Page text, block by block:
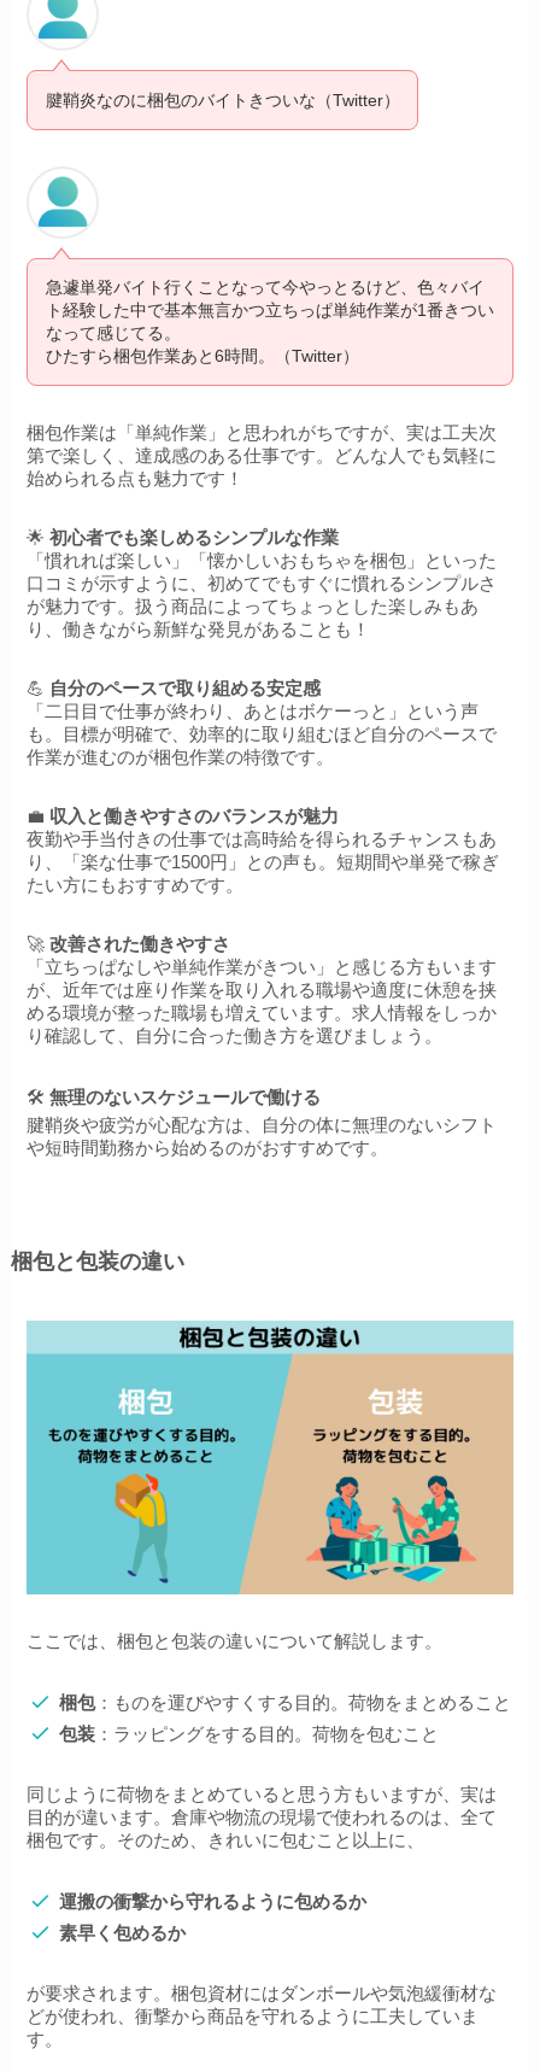
腱鞘炎なのに梱包のバイトきついな（Twitter）
急遽単発バイト行くことなって今やっとるけど、色々バイ
ト経験した中で基本無言かつ立ちっぱ単純作業が1番きつい
なって感じてる。
ひたすら梱包作業あと6時間。（Twitter）
梱包作業は「単純作業」と思われがちですが、実は工夫次
第で楽しく、達成感のある仕事です。どんな人でも気軽に
始められる点も魅力です！
🌟初心者でも楽しめるシンプルな作業
「慣れれば楽しい」「懐かしいおもちゃを梱包」といった
口コミが示すように、初めてでもすぐに慣れるシンプルさ
が魅力です。扱う商品によってちょっとした楽しみもあ
り、働きながら新鮮な発見があることも！
💪 自分のペースで取り組める安定感
「二日目で仕事が終わり、あとはボケーっと」という声
も。目標が明確で、効率的に取り組むほど自分のペースで
作業が進むのが梱包作業の特徴です。
💼 収入と働きやすさのバランスが魅力
夜勤や手当付きの仕事では高時給を得られるチャンスもあ
り、「楽な仕事で1500円」との声も。短期間や単発で稼ぎ
たい方にもおすすめです。
🚀改善された働きやすさ
「立ちっぱなしや単純作業がきつい」と感じる方もいます
が、近年では座り作業を取り入れる職場や適度に休憩を挟
める環境が整った職場も増えています。求人情報をしっか
り確認して、自分に合った働き方を選びましょう。
🛠無理のないスケジュールで働ける
腱鞘炎や疲労が心配な方は、自分の体に無理のないシフト
や短時間勤務から始めるのがおすすめです。
梱包と包装の違い
ここでは、梱包と包装の違いについて解説します。
梱包：ものを運びやすくする目的。荷物をまとめること
包装：ラッピングをする目的。荷物を包むこと
同じように荷物をまとめていると思う方もいますが、実は
目的が違います。倉庫や物流の現場で使われるのは、全て
梱包です。そのため、きれいに包むこと以上に、
運搬の衝撃から守れるように包めるか
素早く包めるか
が要求されます。梱包資材にはダンボールや気泡緩衝材な
どが使われ、衝撃から商品を守れるように工夫していま
す。